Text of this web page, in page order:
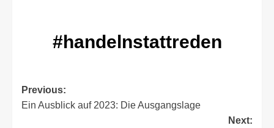
#handelnstattreden
Post
navigation
Previous:
Ein Ausblick auf 2023: Die Ausgangslage
Next: